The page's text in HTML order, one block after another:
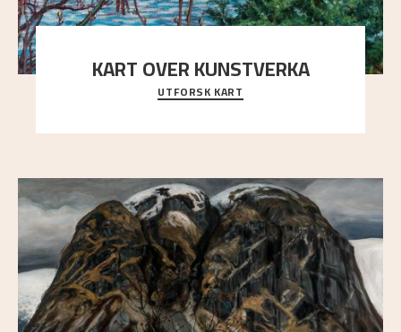
KART OVER KUNSTVERKA
Utforsk stedene og utsiktene i Astrups malerier
UTFORSK KART